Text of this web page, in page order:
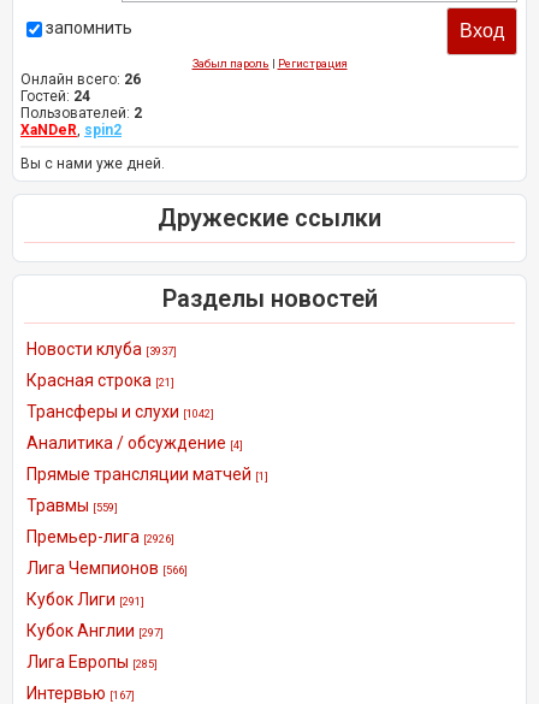
запомнить
Забыл пароль | Регистрация
Онлайн всего: 26
Гостей: 24
Пользователей: 2
XaNDeR, spin2
Вы с нами уже дней.
Дружеские ссылки
Разделы новостей
Новости клуба [3937]
Красная строка [21]
Трансферы и слухи [1042]
Аналитика / обсуждение [4]
Прямые трансляции матчей [1]
Травмы [559]
Премьер-лига [2926]
Лига Чемпионов [566]
Кубок Лиги [291]
Кубок Англии [297]
Лига Европы [285]
Интервью [167]